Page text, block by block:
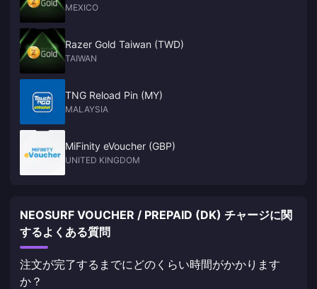
MEXICO
Razer Gold Taiwan (TWD)
TAIWAN
TNG Reload Pin (MY)
MALAYSIA
MiFinity eVoucher (GBP)
UNITED KINGDOM
NEOSURF VOUCHER / PREPAID (DK) チャージに関
するよくある質問
注文が完了するまでにどのくらい時間がかかります
か？